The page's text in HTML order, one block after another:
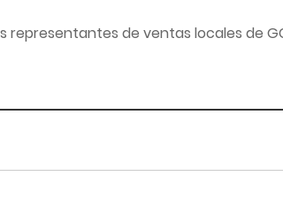
de ventas locales de